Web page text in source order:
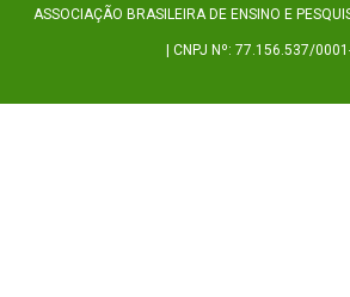
ASSOCIAÇÃO BRASILEIRA DE ENSINO E
| CNPJ Nº: 77.156.537/